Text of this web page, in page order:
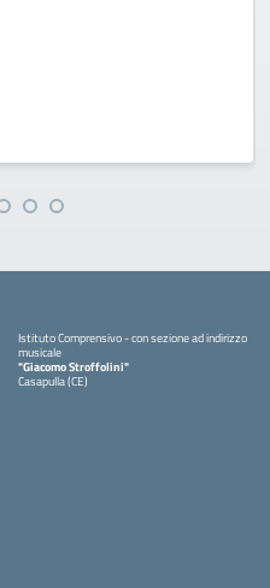
Istituto Comprensivo - con sezione ad indirizzo
musicale
"Giacomo Stroffolini"
Casapulla (CE)